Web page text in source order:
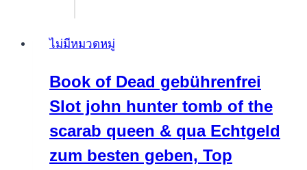
ไม่มีหมวดหมู่
Book of Dead gebührenfrei
Slot john hunter tomb of the
scarab queen & qua Echtgeld
zum besten geben, Top